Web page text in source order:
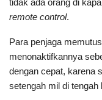
remote control.
Para penjaga
menonaktifkannya
dengan cepat, karena
setengah mil di tengah